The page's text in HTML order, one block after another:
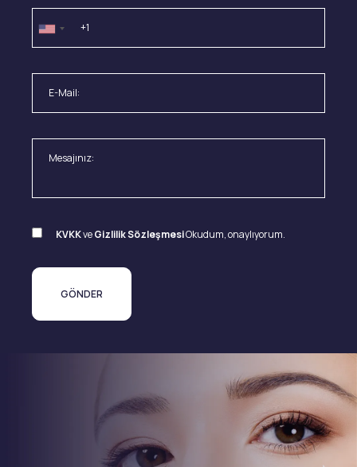
KVKKveGizlilik SözleşmesiOkudum, onaylıyorum.